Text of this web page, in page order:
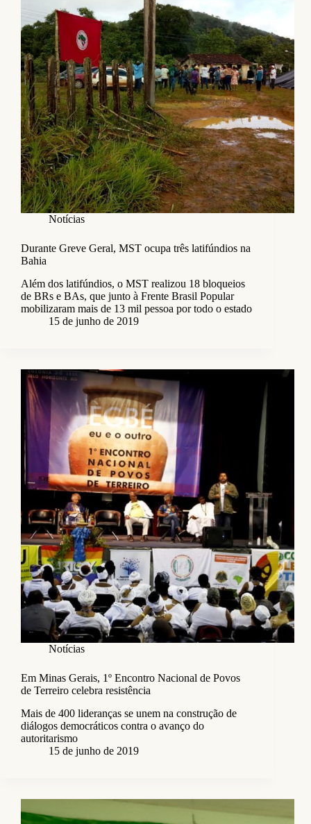
Notícias
Durante Greve Geral, MST ocupa três latifúndios na
Bahia
Além dos latifúndios, o MST realizou 18 bloqueios
de BRs e BAs, que junto à Frente Brasil Popular
mobilizaram mais de 13 mil pessoa por todo o estado
15 de junho de 2019
Notícias
Em Minas Gerais, 1º Encontro Nacional de Povos
de Terreiro celebra resistência
Mais de 400 lideranças se unem na construção de
diálogos democráticos contra o avanço do
autoritarismo
15 de junho de 2019